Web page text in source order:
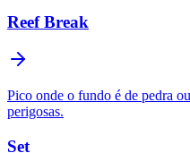
Reef Break
Pico onde o fundo é de pedra
perigosas.
Set